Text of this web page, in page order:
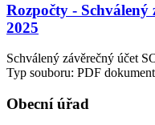
Rozpočty - Schválený
2025
Schválený závěrečný účet
Typ souboru: PDF
Obecní úřad